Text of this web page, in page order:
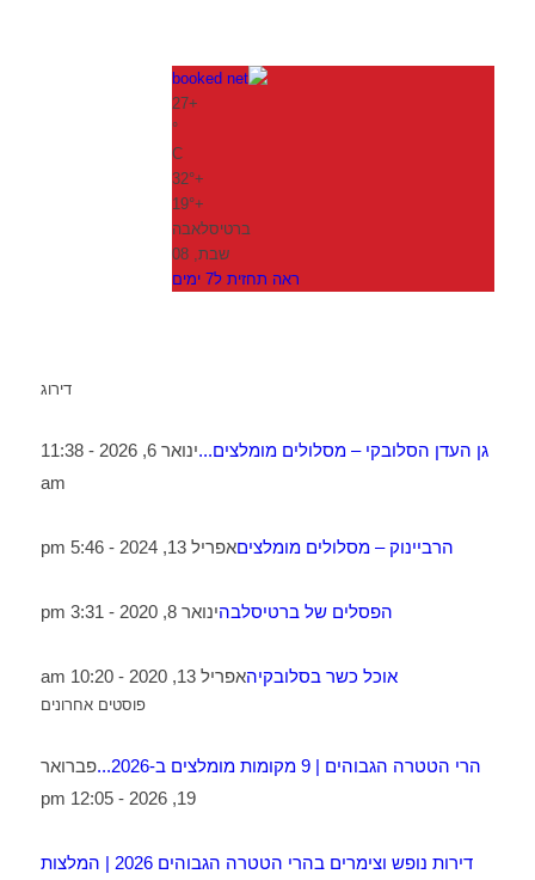
+
27
°
C
+
32°
+
19°
ברטיסלאבה
שבת, 08
ראה תחזית ל7 ימים
דירוג
גן העדן הסלובקי – מסלולים מומלצים...
ינואר 6, 2026 - 11:38
am
הרביינוק – מסלולים מומלציםאפריל 13, 2024 - 5:46 pm
הפסלים של ברטיסלבהינואר 8, 2020 - 3:31 pm
אוכל כשר בסלובקיהאפריל 13, 2020 - 10:20 am
פוסטים אחרונים
הרי הטטרה הגבוהים | 9 מקומות מומלצים ב-2026...
פברואר
19, 2026 - 12:05 pm
דירות נופש וצימרים בהרי הטטרה הגבוהים 2026 | המלצות